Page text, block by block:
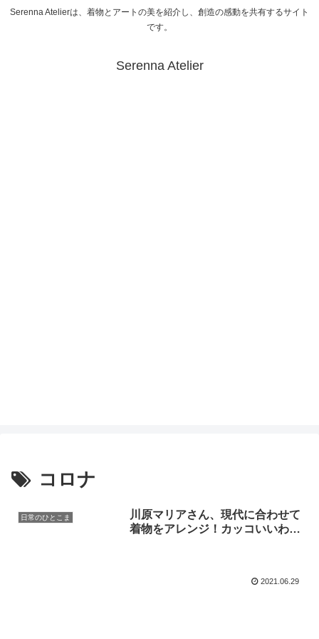
Serenna Atelierは、着物とアートの美を紹介し、創造の感動を共有するサイト
です。
Serenna Atelier
コロナ
日常のひとこま
川原マリアさん、現代に合わせて
着物をアレンジ！カッコいいわ…
2021.06.29